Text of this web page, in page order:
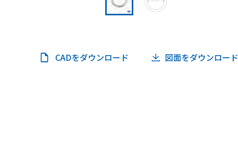
CADをダウンロード 図面をダウンロード